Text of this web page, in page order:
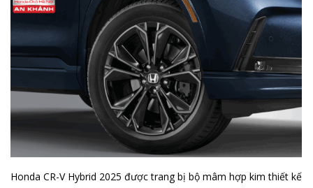
Honda CR-V Hybrid 2025 được trang bị bộ mâm hợp kim thiết kế